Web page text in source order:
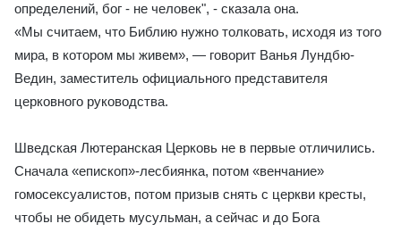
определений, бог - не человек", - сказала она.
«Мы считаем, что Библию нужно толковать, исходя из того
мира, в котором мы живем», — говорит Ванья Лундбю-
Ведин, заместитель официального представителя
церковного руководства.
Шведская Лютеранская Церковь не в первые отличились.
Сначала «епископ»-лесбиянка, потом «венчание»
гомосексуалистов, потом призыв снять с церкви кресты,
чтобы не обидеть мусульман, а сейчас и до Бога